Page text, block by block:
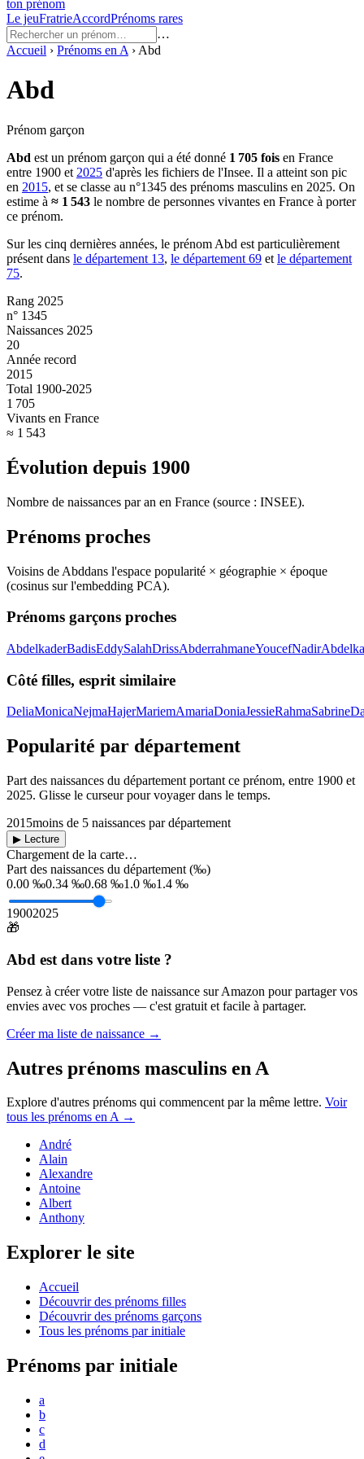
ton prénom
Le jeuFratrieAccordPrénoms rares
…
Accueil › Prénoms en A › Abd
Abd
Prénom garçon
Abd est un prénom garçon qui a été donné 1 705 fois en France
entre 1900 et 2025 d'après les fichiers de l'Insee. Il a atteint son pic
en 2015, et se classe au n°1345 des prénoms masculins en 2025. On
estime à ≈ 1 543 le nombre de personnes vivantes en France à porter
ce prénom.
Sur les cinq dernières années, le prénom Abd est particulièrement
présent dans le département 13, le département 69 et le département
75.
Rang 2025
n° 1345
Naissances 2025
20
Année record
2015
Total 1900-2025
1 705
Vivants en France
≈ 1 543
Évolution depuis 1900
Nombre de naissances par an en France (source : INSEE).
Prénoms proches
Voisins de Abddans l'espace popularité × géographie × époque
(cosinus sur l'embedding PCA).
Prénoms garçons proches
AbdelkaderBadisEddySalahDrissAbderrahmaneYoucefNadir
Côté filles, esprit similaire
DeliaMonicaNejmaHajerMariemAmariaDoniaJessieRahmaSabrine
Popularité par département
Part des naissances du département portant ce prénom, entre 1900 et
2025. Glisse le curseur pour voyager dans le temps.
2015moins de 5 naissances par département
▶ Lecture
Chargement de la carte…
Part des naissances du département (‰)
0.00 ‰0.34 ‰0.68 ‰1.0 ‰1.4 ‰
19002025
🎁
Abd est dans votre liste ?
Pensez à créer votre liste de naissance sur Amazon pour partager vos
envies avec vos proches — c'est gratuit et facile à partager.
Créer ma liste de naissance →
Autres prénoms masculins en A
Explore d'autres prénoms qui commencent par la même lettre. Voir
tous les prénoms enA→
André
Alain
Alexandre
Antoine
Albert
Anthony
Explorer le site
Accueil
Découvrir des prénoms filles
Découvrir des prénoms garçons
Tous les prénoms par initiale
Prénoms par initiale
a
b
c
d